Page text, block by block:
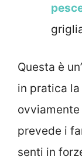
Questa è
in pratica
prevede i
senti in